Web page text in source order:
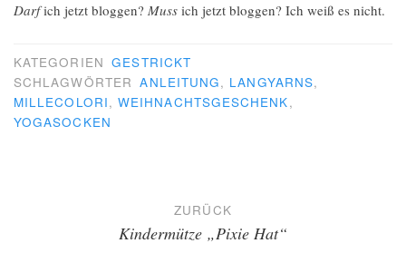
Darfich jetzt bloggen? Muss ich jetzt bloggen? Ich weiß es nicht.
KATEGORIEN GESTRICKT
SCHLAGWÖRTER ANLEITUNG, LANGYARNS,
MILLECOLORI,WEIHNACHTSGESCHENK,
YOGASOCKEN
Beitragsnavigation
ZURÜCK
Kindermütze „Pixie Hat“